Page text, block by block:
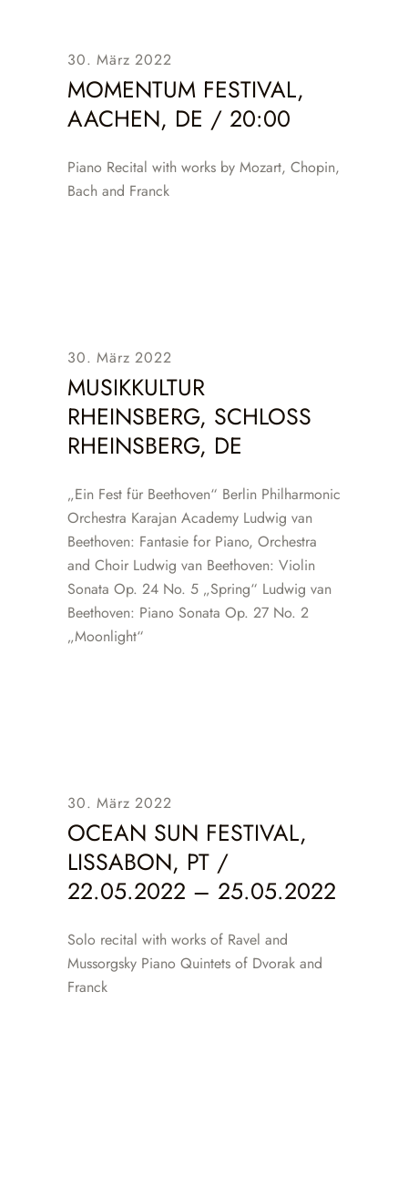
30. März 2022
MOMENTUM FESTIVAL,
AACHEN, DE / 20:00
Piano Recital with works by Mozart, Chopin,
Bach and Franck
30. März 2022
MUSIKKULTUR
RHEINSBERG, SCHLOSS
RHEINSBERG, DE
„Ein Fest für Beethoven“ Berlin Philharmonic
Orchestra Karajan Academy Ludwig van
Beethoven: Fantasie for Piano, Orchestra
and Choir Ludwig van Beethoven: Violin
Sonata Op. 24 No. 5 „Spring“ Ludwig van
Beethoven: Piano Sonata Op. 27 No. 2
„Moonlight“
30. März 2022
OCEAN SUN FESTIVAL,
LISSABON, PT /
22.05.2022 – 25.05.2022
Solo recital with works of Ravel and
Mussorgsky Piano Quintets of Dvorak and
Franck